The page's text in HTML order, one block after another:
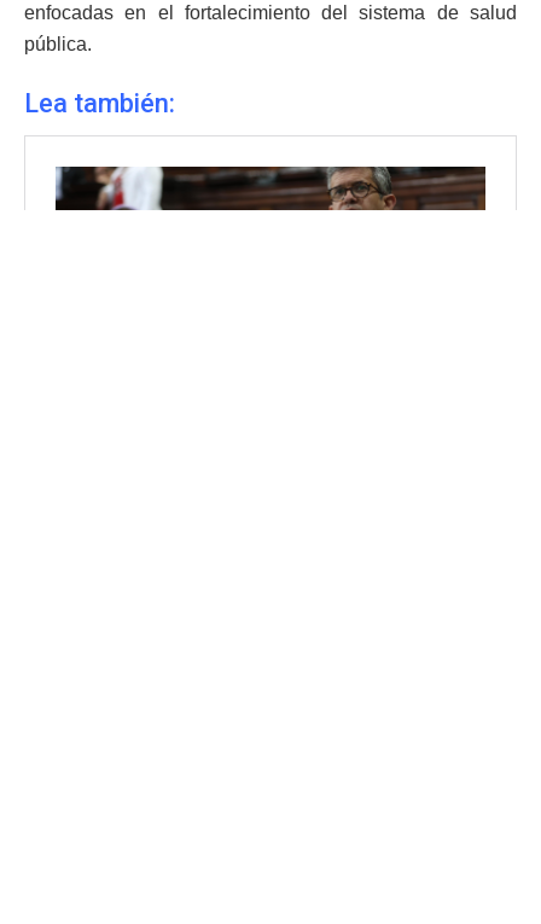
enfocadas en el fortalecimiento del sistema de salud
pública.
Lea también: